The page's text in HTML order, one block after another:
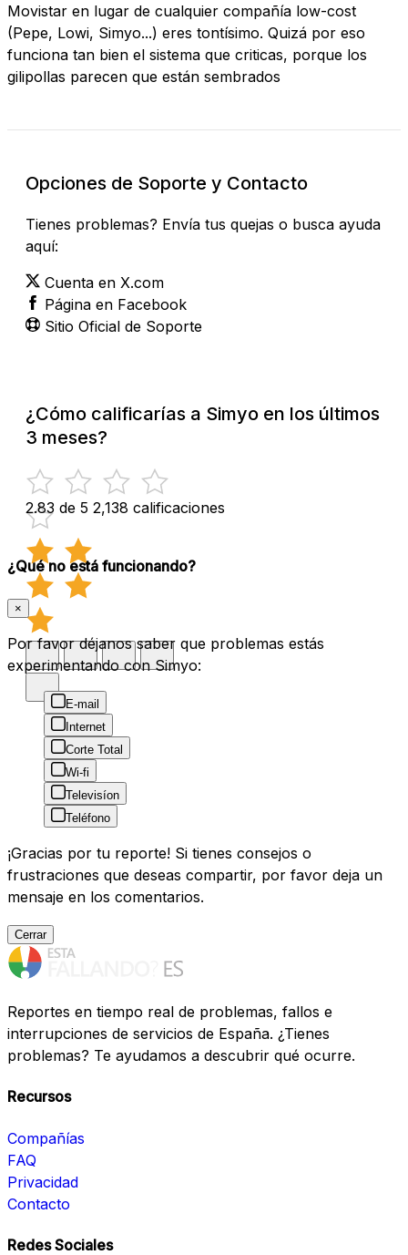
Movistar en lugar de cualquier compañía low-cost
(Pepe, Lowi, Simyo...) eres tontísimo. Quizá por eso
funciona tan bien el sistema que criticas, porque los
gilipollas parecen que están sembrados
Opciones de Soporte y Contacto
Tienes problemas? Envía tus quejas o busca ayuda
aquí:
Cuenta en X.com
Página en Facebook
Sitio Oficial de Soporte
¿Cómo calificarías a Simyo en los últimos
3 meses?
2.83 de 5 2,138 calificaciones
¿Qué no está funcionando?
×
Por favor déjanos saber que problemas estás
experimentando con Simyo:
E-mail
Internet
Corte Total
Wi-fi
Televisíon
Teléfono
¡Gracias por tu reporte! Si tienes consejos o
frustraciones que deseas compartir, por favor deja un
mensaje en los comentarios.
Cerrar
Reportes en tiempo real de problemas, fallos e
interrupciones de servicios de España. ¿Tienes
problemas? Te ayudamos a descubrir qué ocurre.
Recursos
Compañías
FAQ
Privacidad
Contacto
Redes Sociales